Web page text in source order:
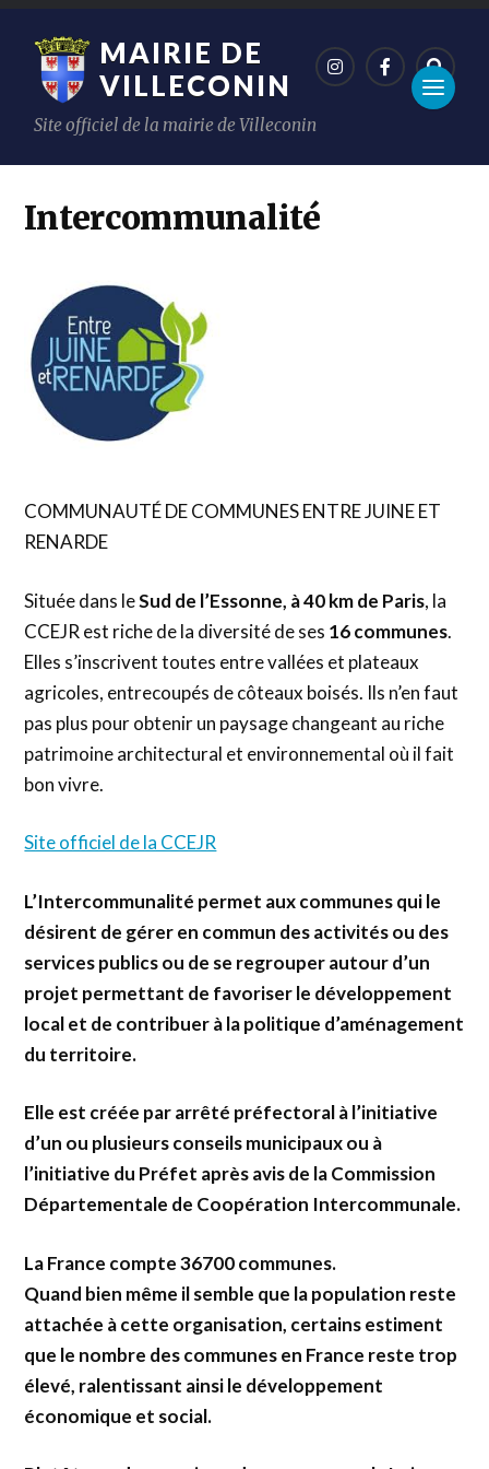
MAIRIE DE
VILLECONIN
Site officiel de la mairie de Villeconin
Intercommunalité
COMMUNAUTÉ DE COMMUNES ENTRE JUINE ET
RENARDE
Située dans leSud de l’Essonne, à 40 km de Paris, la
CCEJR est riche de la diversité de ses 16 communes.
Elles s’inscrivent toutes entre vallées et plateaux
agricoles, entrecoupés de côteaux boisés. Ils n’en faut
pas plus pour obtenir un paysage changeant au riche
patrimoine architectural et environnemental où il fait
bon vivre.
Site officiel de la CCEJR
L’Intercommunalité permet aux communes qui le
désirent de gérer en commun des activités ou des
services publics ou de se regrouper autour d’un
projet permettant de favoriser le développement
local et de contribuer à la politique d’aménagement
du territoire.
Elle est créée par arrêté préfectoral à l’initiative
d’un ou plusieurs conseils municipaux ou à
l’initiative du Préfet après avis de la Commission
Départementale de Coopération Intercommunale.
La France compte 36700 communes.
Quand bien même il semble que la population reste
attachée à cette organisation, certains estiment
que le nombre des communes en France reste trop
élevé, ralentissant ainsi le développement
économique et social.